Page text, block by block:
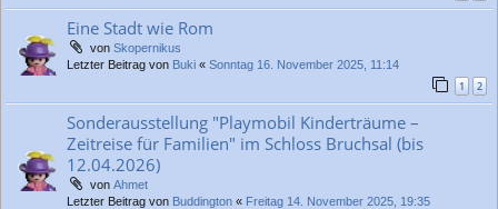
Eine Stadt wie Rom
von Skopernikus
Letzter Beitrag von Buki « Sonntag 16. November 2025, 11:14
1 2
Sonderausstellung "Playmobil Kinderträume –
Zeitreise für Familien" im Schloss Bruchsal (bis
12.04.2026)
von Ahmet
Letzter Beitrag von Buddington « Freitag 14. November 2025, 19:35